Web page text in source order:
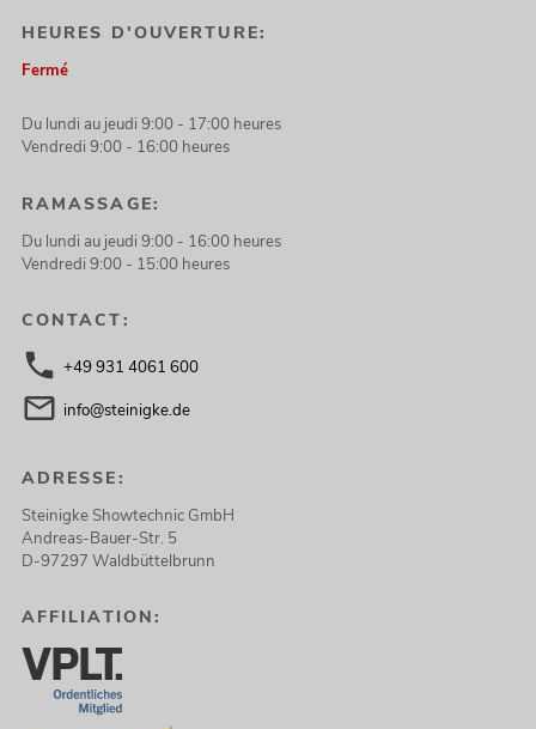
HEURES D'OUVERTURE:
Fermé
Du lundi au jeudi 9:00 - 17:00 heures
Vendredi 9:00 - 16:00 heures
RAMASSAGE:
Du lundi au jeudi 9:00 - 16:00 heures
Vendredi 9:00 - 15:00 heures
CONTACT:
+49 931 4061 600
info@steinigke.de
ADRESSE:
Steinigke Showtechnic GmbH
Andreas-Bauer-Str. 5
D-97297 Waldbüttelbrunn
AFFILIATION: